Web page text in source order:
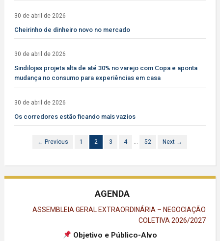
30 de abril de 2026
Cheirinho de dinheiro novo no mercado
30 de abril de 2026
Sindilojas projeta alta de até 30% no varejo com Copa e aponta
mudança no consumo para experiências em casa
30 de abril de 2026
Os corredores estão ficando mais vazios
← Previous 1 2 3 4 … 52 Next →
AGENDA
ASSEMBLEIA GERAL EXTRAORDINÁRIA – NEGOCIAÇÃO
COLETIVA 2026/2027
Objetivo e Público-Alvo